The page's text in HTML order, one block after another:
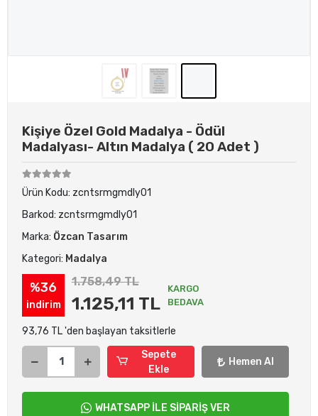
Kişiye Özel Gold Madalya - Ödül
Madalyası- Altın Madalya ( 20 Adet )
Ürün Kodu: zcntsrmgmdly01
Barkod: zcntsrmgmdly01
Marka: Özcan Tasarım
Kategori: Madalya
%36
indirim
1.758,49 TL
1.125,11 TL
KARGO
BEDAVA
93,76 TL 'den başlayan taksitlerle
Sepete
Ekle
Hemen Al
WHATSAPP İLE SİPARİŞ VER